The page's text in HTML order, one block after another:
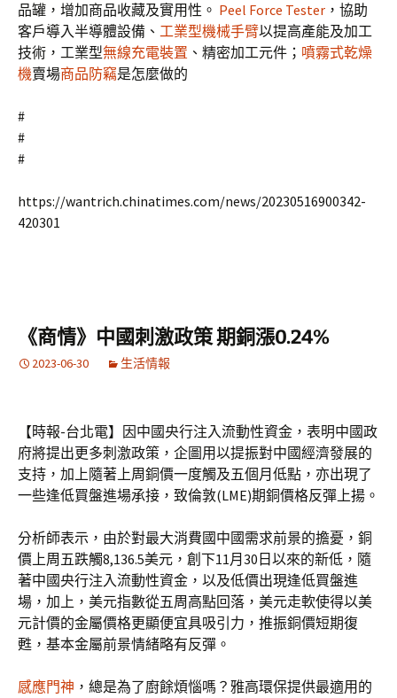
品罐，增加商品收藏及實用性。 Peel Force Tester ，協助
客戶導入半導體設備、 工業型機械手臂以提高產能及加工
技術，工業型無線充電裝置 、精密加工元件； 噴霧式乾燥
機賣場商品防竊是怎麼做的
#
#
#
https://wantrich.chinatimes.com/news/20230516900342-
420301
《商情》中國刺激政策 期銅漲0.24%
2023-06-30 生活情報
【時報-台北電】因中國央行注入流動性資金，表明中國政
府將提出更多刺激政策，企圖用以提振對中國經濟發展的
支持，加上隨著上周銅價一度觸及五個月低點，亦出現了
一些逢低買盤進場承接，致倫敦(LME)期銅價格反彈上揚。
分析師表示，由於對最大消費國中國需求前景的擔憂，銅
價上周五跌觸8,136.5美元，創下11月30日以來的新低，隨
著中國央行注入流動性資金，以及低價出現逢低買盤進
場，加上，美元指數從五周高點回落，美元走軟使得以美
元計價的金屬價格更顯便宜具吸引力，推振銅價短期復
甦，基本金屬前景情緒略有反彈。
感應門神 ，總是為了廚餘煩惱嗎？雅高環保提供最適用的